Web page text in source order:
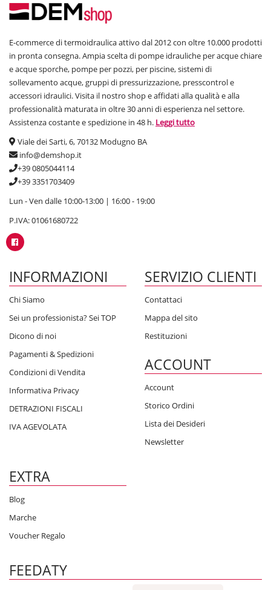
E-commerce di termoidraulica attivo dal 2012 con oltre 10.000 prodotti
in pronta consegna. Ampia scelta di pompe idrauliche per acque chiare
e acque sporche, pompe per pozzi, per piscine, sistemi di
sollevamento acque, gruppi di pressurizzazione, presscontrol e
accessori idraulici. Visita il nostro shop e affidati alla qualità e alla
professionalità maturata in oltre 30 anni di esperienza nel settore.
Assistenza costante e spedizione in 48 h. Leggi tutto
Viale dei Sarti, 6, 70132 Modugno BA
info@demshop.it
+39 0805044114
+39 3351703409
Lun - Ven dalle 10:00-13:00 | 16:00 - 19:00
P.IVA: 01061680722
INFORMAZIONI
Chi Siamo
Sei un professionista? Sei TOP
Dicono di noi
Pagamenti & Spedizioni
Condizioni di Vendita
Informativa Privacy
DETRAZIONI FISCALI
IVA AGEVOLATA
SERVIZIO CLIENTI
Contattaci
Mappa del sito
Restituzioni
ACCOUNT
Account
Storico Ordini
Lista dei Desideri
Newsletter
EXTRA
Blog
Marche
Voucher Regalo
FEEDATY